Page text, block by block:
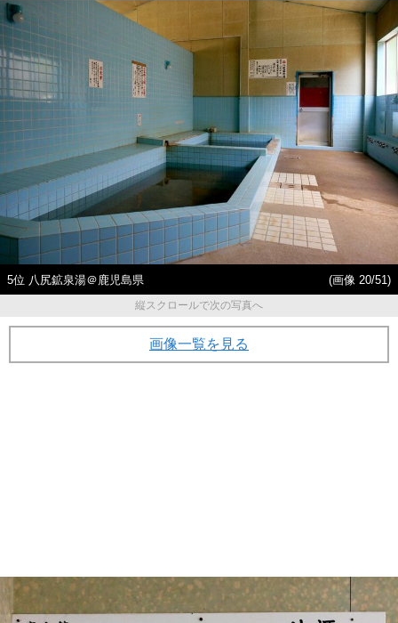
5位 八尻鉱泉湯＠鹿児島県
(画像 20/51)
縦スクロールで次の写真へ
画像一覧を見る